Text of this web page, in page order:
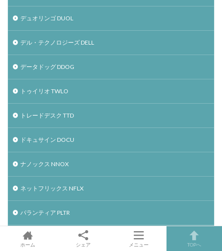
デュオリンゴ DUOL
デル・テクノロジーズ DELL
データドッグ DDOG
トゥイリオ TWLO
トレードデスク TTD
ドキュサイン DOCU
ナノックス NNOX
ネットフリックス NFLX
パランティア PLTR
ビットコイン
ホーム シェア メニュー TOPへ